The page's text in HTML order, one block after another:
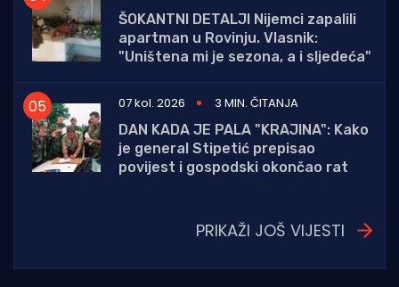
ŠOKANTNI DETALJI Nijemci zapalili
apartman u Rovinju. Vlasnik:
"Uništena mi je sezona, a i sljedeća"
07 kol. 2026
3 MIN. ČITANJA
DAN KADA JE PALA "KRAJINA": Kako
je general Stipetić prepisao
povijest i gospodski okončao rat
PRIKAŽI JOŠ VIJESTI